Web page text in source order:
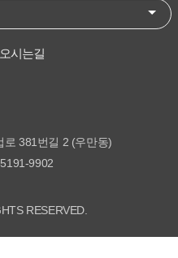
시는길
로 381번길 2 (우만동)
9902
RESERVED.